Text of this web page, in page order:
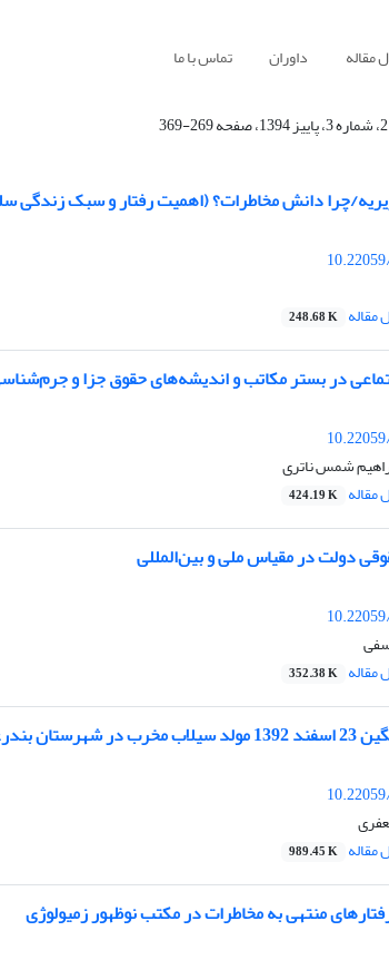
مقاله داوران تماس با ما
چرا دانش مخاطرات؟ (اهمیت رفتار و سبک زندگی
مقاله 248.68 K
در بستر مکاتب و اندیشه‌های حقوق جزا و
شمس ناتری
مقاله 424.19 K
دولت در مقیاس ملی و بین‌المللی
مقاله 352.38 K
بندرعباس
مقاله 989.45 K
منتهی به مخاطرات در مکتب نوظهور زمیولوژی